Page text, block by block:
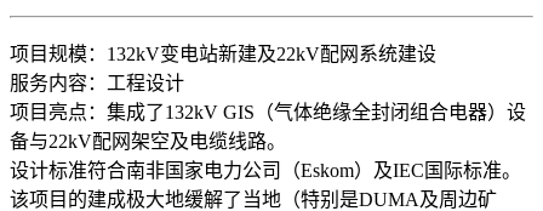
项目规模：132kV变电站新建及22kV配网系统建设
服务内容：工程设计
项目亮点：集成了132kV GIS（气体绝缘全封闭组合电器）设
备与22kV配网架空及电缆线路。
设计标准符合南非国家电力公司（Eskom）及IEC国际标准。
该项目的建成极大地缓解了当地（特别是DUMA及周边矿